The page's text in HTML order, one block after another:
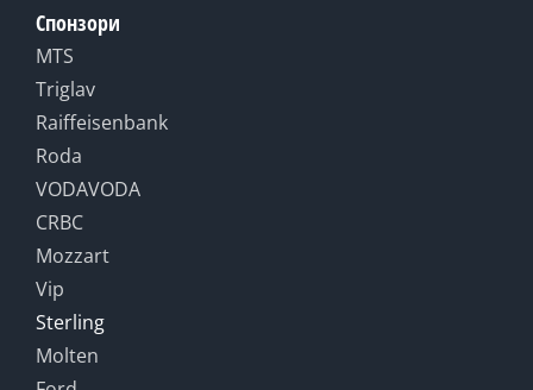
Спонзори
MTS
Triglav
Raiffeisenbank
Roda
VODAVODA
CRBC
Mozzart
Vip
Sterling
Molten